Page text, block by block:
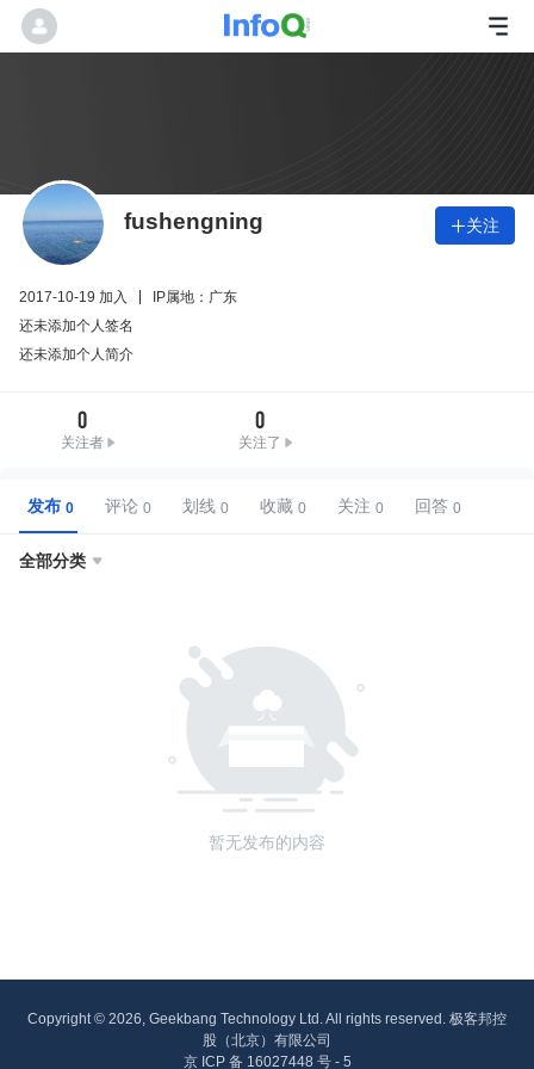
fushengning 关注
2017-10-19 加入
IP属地：广东
还未添加个人签名
还未添加个人简介
0
关注者
0
关注了
发布 评论 划线 收藏 关注 回答
全部分类 
暂无发布的内容
Copyright © 2026, Geekbang Technology Ltd. All rights reserved. 极客邦控
股（北京）有限公司
京 ICP 备 16027448 号 - 5